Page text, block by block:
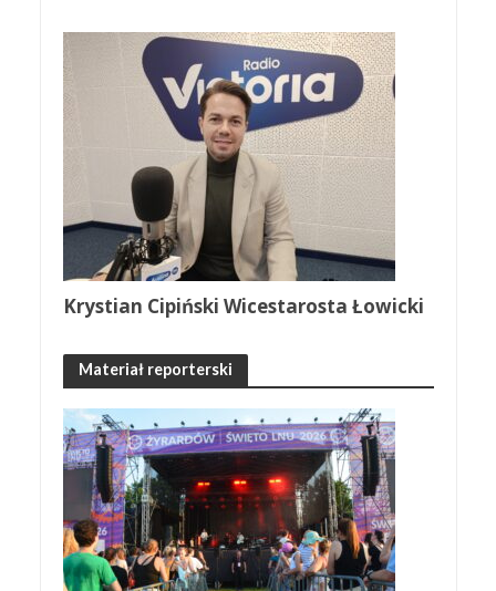
Krystian Cipiński Wicestarosta Łowicki
Materiał reporterski